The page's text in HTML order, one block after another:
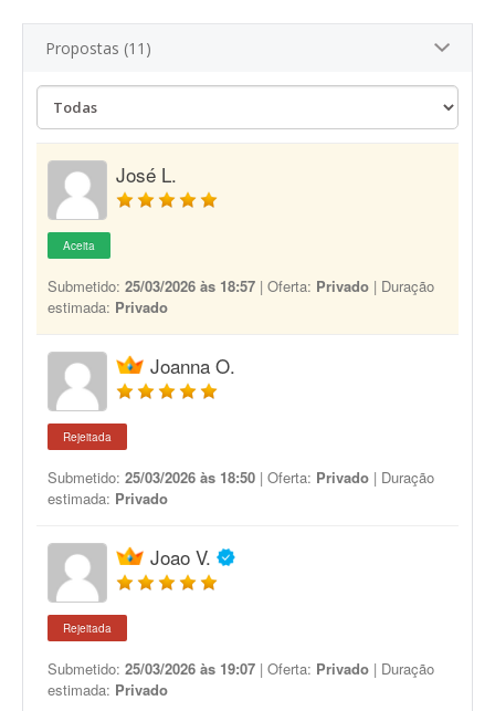
Propostas (11)
José L.
Aceita
Submetido: 25/03/2026 às 18:57 | Oferta: Privado | Duração
estimada: Privado
Joanna O.
Rejeitada
Submetido: 25/03/2026 às 18:50 | Oferta: Privado | Duração
estimada: Privado
Joao V.
Rejeitada
Submetido: 25/03/2026 às 19:07 | Oferta: Privado | Duração
estimada: Privado